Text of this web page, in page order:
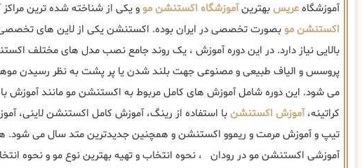
آموزشگاهعریسبهترینآموزشگاه اکستنشن موو یکی از شناخته شده ترین
اکستنشن موبصورت تخصصی در ایران بوده. اکستنشن یکی از لاین های
بالایی نیاز دارد. در این دوره آموزش ، یک روند جامع نصب مدل های مختلف
پروسس و الیاف طبیعی و مصنوعی جهت بلند شدن یا پر پشت به نظر رسیدن
می شود. این دوره شامل آموزش های کامل مربوط به اکستنشن مو مانند آموزش با
کراتینه،آموزش اکستنشنبا استفاده از رینگ، آموزش کامل اکستنشن لاینی،
تیپ و آموزش مرمت و ریموو اکستنشن و همچنین جدیدترین متد سال می شود.
آموزشی اکستنشن مو در رودان ، نحوه انتخاب و تهیه بهترین نوع مو و نحوه